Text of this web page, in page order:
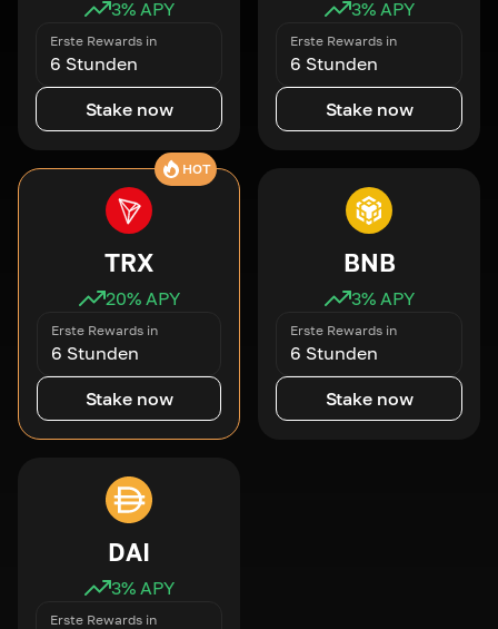
3% APY
Erste Rewards in
6 Stunden
Stake now
3% APY
Erste Rewards in
6 Stunden
Stake now
HOT
TRX
20% APY
Erste Rewards in
6 Stunden
Stake now
BNB
3% APY
Erste Rewards in
6 Stunden
Stake now
DAI
3% APY
Erste Rewards in